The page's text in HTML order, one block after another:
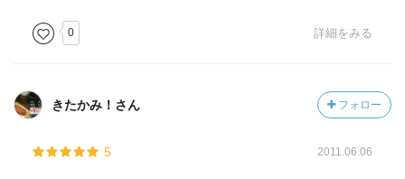
0 詳細をみる
きたかみ！さん フォロー
5 2011.06.06